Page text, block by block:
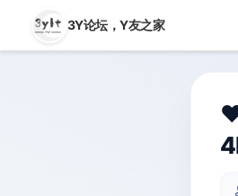
3Y论坛，Y友之家